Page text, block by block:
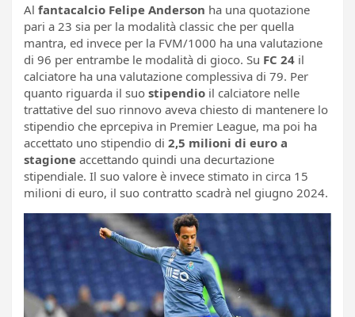
Al fantacalcio Felipe Anderson ha una quotazione
pari a 23 sia per la modalità classic che per quella
mantra, ed invece per la FVM/1000 ha una valutazione
di 96 per entrambe le modalità di gioco. Su FC 24 il
calciatore ha una valutazione complessiva di 79. Per
quanto riguarda il suo stipendio il calciatore nelle
trattative del suo rinnovo aveva chiesto di mantenere lo
stipendio che eprcepiva in Premier League, ma poi ha
accettato uno stipendio di 2,5 milioni di euro a
stagione accettando quindi una decurtazione
stipendiale. Il suo valore è invece stimato in circa 15
milioni di euro, il suo contratto scadrà nel giugno 2024.